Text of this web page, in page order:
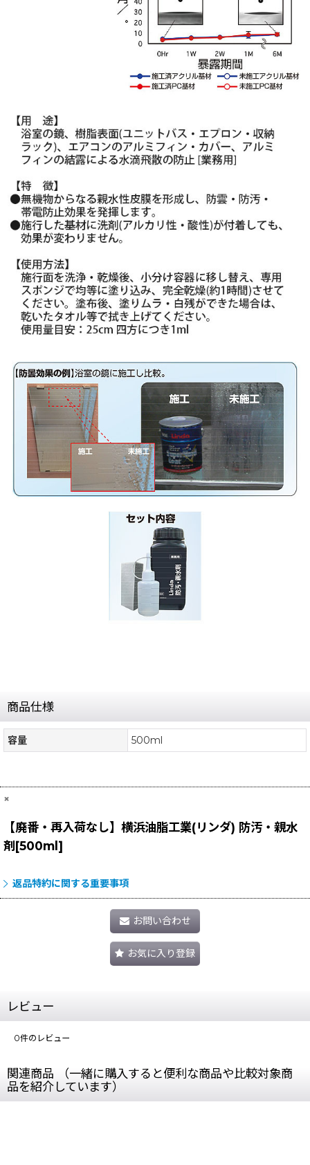
商品仕様
容量 500ml
×
【廃番・再入荷なし】横浜油脂工業(リンダ) 防汚・親水
剤[500ml]
返品特約に関する重要事項
お問い合わせ
お気に入り登録
レビュー
0件のレビュー
関連商品 （一緒に購入すると便利な商品や比較対象商
品を紹介しています）